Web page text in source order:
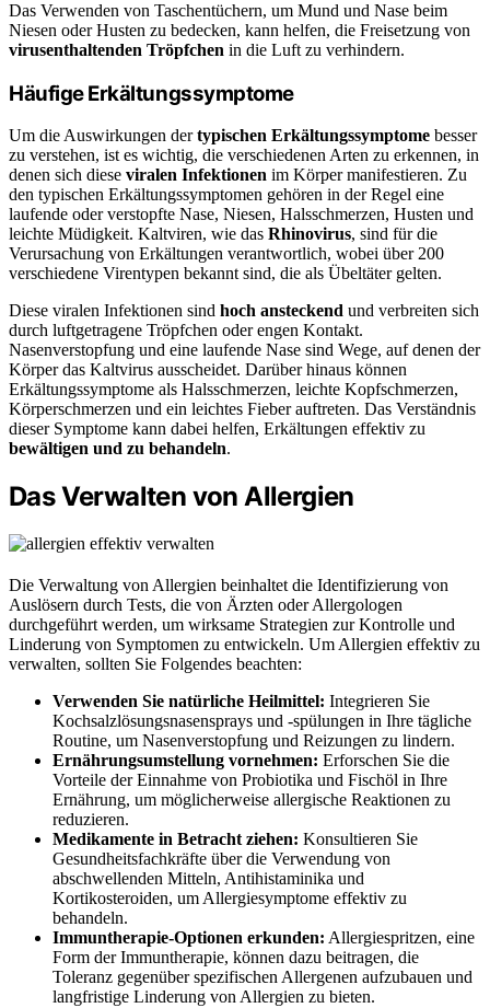
Das Verwenden von Taschentüchern, um Mund und Nase beim
Niesen oder Husten zu bedecken, kann helfen, die Freisetzung von
virusenthaltenden Tröpfchen in die Luft zu verhindern.
Häufige Erkältungssymptome
Um die Auswirkungen dertypischen Erkältungssymptome besser
zu verstehen, ist es wichtig, die verschiedenen Arten zu erkennen, in
denen sich diese viralen Infektionen im Körper manifestieren. Zu
den typischen Erkältungssymptomen gehören in der Regel eine
laufende oder verstopfte Nase, Niesen, Halsschmerzen, Husten und
leichte Müdigkeit. Kaltviren, wie das Rhinovirus, sind für die
Verursachung von Erkältungen verantwortlich, wobei über 200
verschiedene Virentypen bekannt sind, die als Übeltäter gelten.
Diese viralen Infektionen sind hoch ansteckend und verbreiten sich
durch luftgetragene Tröpfchen oder engen Kontakt.
Nasenverstopfung und eine laufende Nase sind Wege, auf denen der
Körper das Kaltvirus ausscheidet. Darüber hinaus können
Erkältungssymptome als Halsschmerzen, leichte Kopfschmerzen,
Körperschmerzen und ein leichtes Fieber auftreten. Das Verständnis
dieser Symptome kann dabei helfen, Erkältungen effektiv zu
bewältigen und zu behandeln.
Das Verwalten von Allergien
Die Verwaltung von Allergien beinhaltet die Identifizierung von
Auslösern durch Tests, die von Ärzten oder Allergologen
durchgeführt werden, um wirksame Strategien zur Kontrolle und
Linderung von Symptomen zu entwickeln. Um Allergien effektiv zu
verwalten, sollten Sie Folgendes beachten:
Verwenden Sie natürliche Heilmittel: Integrieren Sie
Kochsalzlösungsnasensprays und -spülungen in Ihre tägliche
Routine, um Nasenverstopfung und Reizungen zu lindern.
Ernährungsumstellung vornehmen: Erforschen Sie die
Vorteile der Einnahme von Probiotika und Fischöl in Ihre
Ernährung, um möglicherweise allergische Reaktionen zu
reduzieren.
Medikamente in Betracht ziehen: Konsultieren Sie
Gesundheitsfachkräfte über die Verwendung von
abschwellenden Mitteln, Antihistaminika und
Kortikosteroiden, um Allergiesymptome effektiv zu
behandeln.
Immuntherapie-Optionen erkunden: Allergiespritzen, eine
Form der Immuntherapie, können dazu beitragen, die
Toleranz gegenüber spezifischen Allergenen aufzubauen und
langfristige Linderung von Allergien zu bieten.